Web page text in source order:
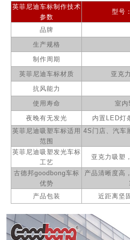
英菲尼迪车标制作技术
参数
型号
品牌
生产规格
制作周期
英菲尼迪车标材质 亚克
抗风能力
使用寿命
室内
夜晚有无发光
内置 LED灯
英菲尼迪吸塑车标适用
范围
4S 门店、汽车
英菲尼迪吸塑发光车标
工艺
亚克力吸塑
古德邦goodbong车标
优势
产品清晰度高
产品包装
近距离坚